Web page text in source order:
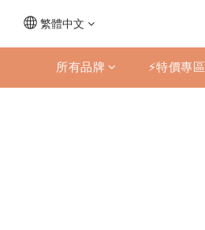
繁體中文
所有品牌 ⚡特價專區